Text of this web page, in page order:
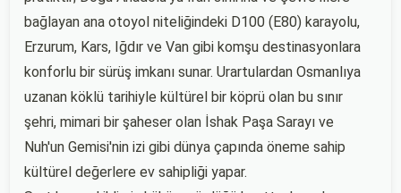
bağlayan ana otoyol niteliğindeki D100 (E80) karayolu,
Erzurum, Kars, Iğdır ve Van gibi komşu destinasyonlara
konforlu bir sürüş imkanı sunar. Urartulardan Osmanlıya
uzanan köklü tarihiyle kültürel bir köprü olan bu sınır
şehri, mimari bir şaheser olan İshak Paşa Sarayı ve
Nuh'un Gemisi'nin izi gibi dünya çapında öneme sahip
kültürel değerlere ev sahipliği yapar.